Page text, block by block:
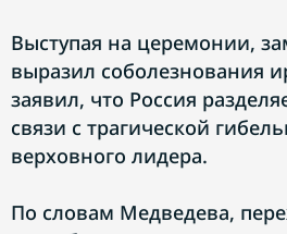
Выступая на церемонии,
выразил соболезнования
заявил, что Россия
связи с трагической
верховного лидера.
По словам Медведева,